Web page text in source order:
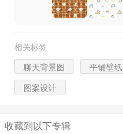
相关标签
聊天背景图 平铺壁纸
图案设计
收藏到以下专辑